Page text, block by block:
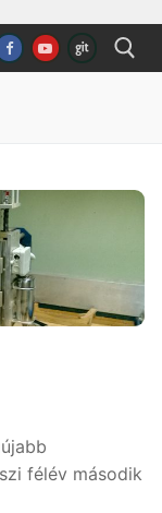
félév második